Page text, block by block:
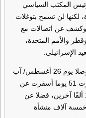
المكتب السياسي
لكنها لن تسمح بتوغلات
وكشف عن اتصالات مع
والأمم المتحدة،
الإسرائيلي.
وكان الطرفان الفلسطيني والإسرائيلي قد توصلا يوم 26 أغسطس/ آب
2014 إلى هدنة طويلة الأمد بعد حرب استمرت 51 يوما أسفرت عن
استشهاد 2320 فلسطينيا وإصابة أكثر من 12 ألفًا آخرين، فضلا عن
خمسة آلاف منشأة